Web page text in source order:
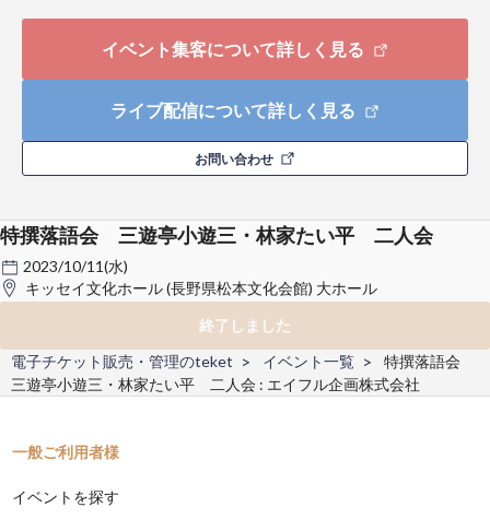
イベント集客について詳しく見る
ライブ配信について詳しく見る
お問い合わせ
特撰落語会 三遊亭小遊三・林家たい平 二人会
2023/10/11(水)
キッセイ文化ホール (長野県松本文化会館) 大ホール
終了しました
電子チケット販売・管理のteket
イベント一覧
特撰落語会
三遊亭小遊三・林家たい平 二人会 : エイフル企画株式会社
一般ご利用者様
イベントを探す